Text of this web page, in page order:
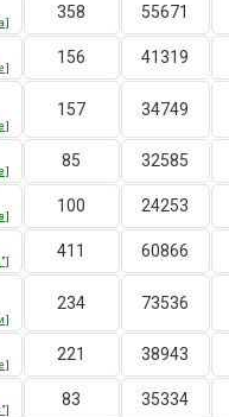
]
358 55671
]
156 41319
]
157 34749
]
85 32585
]
100 24253
]
411 60866
]
234 73536
]
221 38943
]
83 35334